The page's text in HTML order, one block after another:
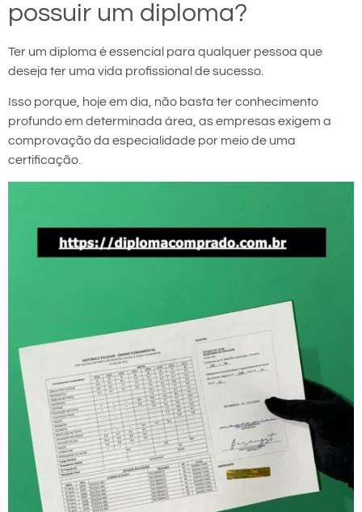
possuir um diploma?
Ter um diploma é essencial para qualquer pessoa que
deseja ter uma vida profissional de sucesso.
Isso porque, hoje em dia, não basta ter conhecimento
profundo em determinada área, as empresas exigem a
comprovação da especialidade por meio de uma
certificação.